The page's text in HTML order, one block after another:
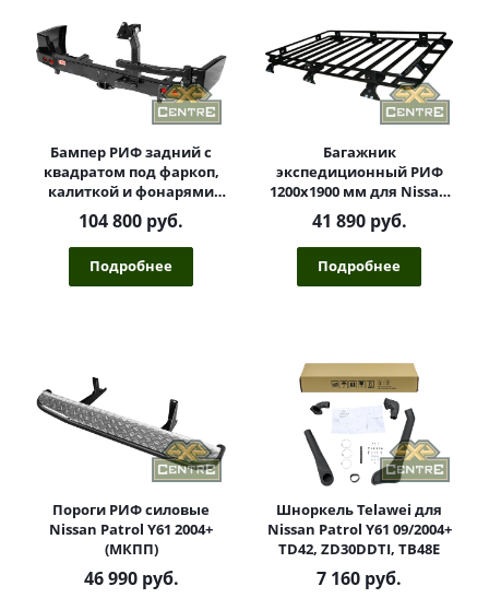
Бампер РИФ задний с
квадратом под фаркоп,
калиткой и фонарями
Nissan Patrol Y61 2004+
104 800 руб.
Подробнее
Багажник
экспедиционный РИФ
1200x1900 мм для Nissan
Patrol Y60/Y61
41 890 руб.
Подробнее
Пороги РИФ силовые
Nissan Patrol Y61 2004+
(MКПП)
46 990 руб.
Шноркель Telawei для
Nissan Patrol Y61 09/2004+
TD42, ZD30DDTI, TB48E
7 160 руб.